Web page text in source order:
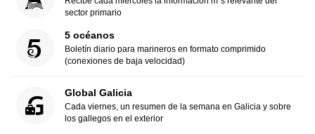
sector primario
5 océanos
Boletín diario para marineros en formato comprimido
(conexiones de baja velocidad)
Global Galicia
Cada viernes, un resumen de la semana en Galicia y sobre
los gallegos en el exterior